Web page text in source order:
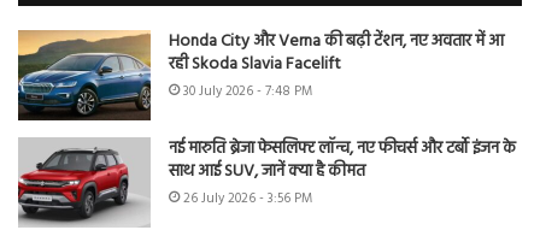
Honda City और Verna की बढ़ी टेंशन, नए अवतार में आ
रही Skoda Slavia Facelift
30 July 2026 - 7:48 PM
नई मारुति ब्रेजा फेसलिफ्ट लॉन्च, नए फीचर्स और टर्बो इंजन के
साथ आई SUV, जानें क्या है कीमत
26 July 2026 - 3:56 PM